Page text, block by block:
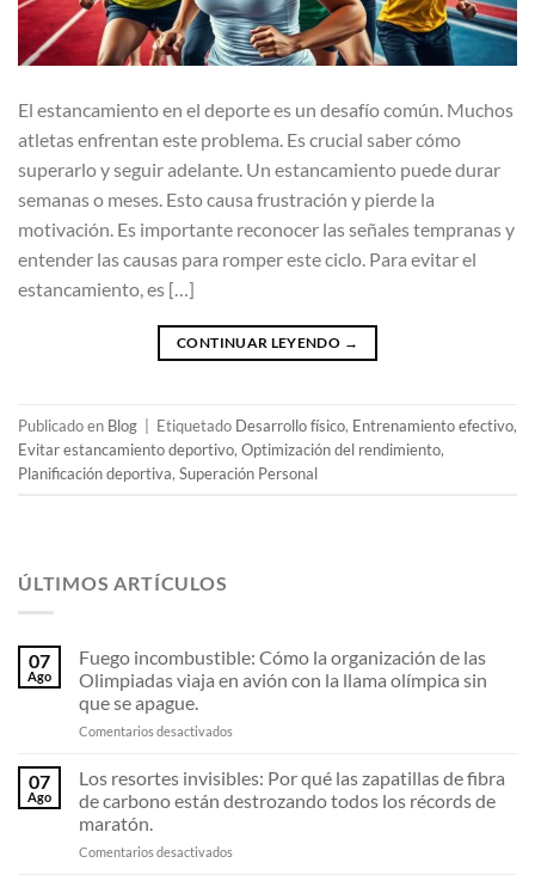
El estancamiento en el deporte es un desafío común. Muchos
atletas enfrentan este problema. Es crucial saber cómo
superarlo y seguir adelante. Un estancamiento puede durar
semanas o meses. Esto causa frustración y pierde la
motivación. Es importante reconocer las señales tempranas y
entender las causas para romper este ciclo. Para evitar el
estancamiento, es […]
CONTINUAR LEYENDO →
Publicado en Blog | Etiquetado Desarrollo físico, Entrenamiento efectivo,
Evitar estancamiento deportivo, Optimización del rendimiento,
Planificación deportiva, Superación Personal
ÚLTIMOS ARTÍCULOS
07
Ago
Fuego incombustible: Cómo la organización de las
Olimpiadas viaja en avión con la llama olímpica sin
que se apague.
Comentarios desactivados
incombustible:
Cómo
la
de
07
Ago
Los resortes invisibles: Por qué las zapatillas de fibra
de carbono están destrozando todos los récords de
maratón.
Comentarios desactivados